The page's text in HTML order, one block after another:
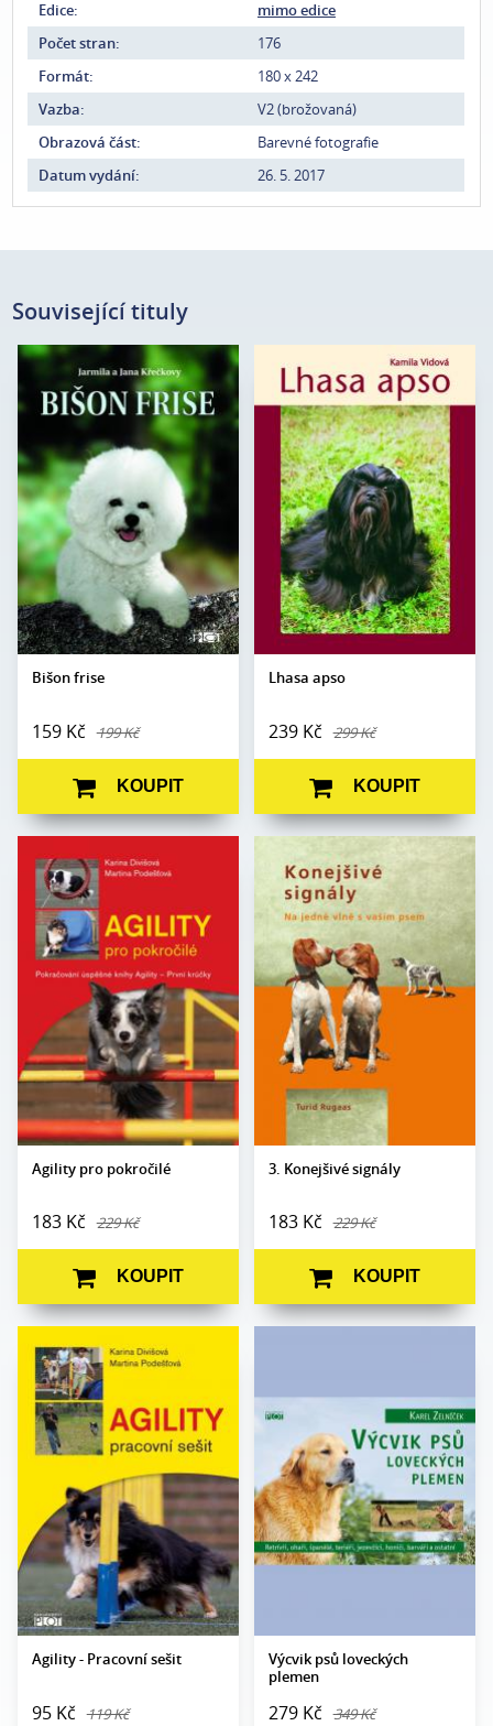
Edice:
mimo edice
Počet stran:
176
Formát:
180 x 242
Vazba:
V2 (brožovaná)
Obrazová část:
Barevné fotografie
Datum vydání:
26. 5. 2017
Související tituly
Bišon frise
159 Kč 199 Kč
Jarmila a Jana
Edice:
Portréty
Počet
stran:
Formát:
A5
Vazba:
V8a (pevná)
Obrazová
část:
Černobílé a barevné
fotografie
Datum
vydání:
10. 10. 2002
KOUPIT
Lhasa apso
239 Kč 299 Kč
Autor:
Kamila Vidová
Edice:
Portréty
Počet
stran:
200
Formát:
A5
Vazba:
V8a (pevná)
Obrazová
část:
Černobílé a barevné
fotografie
Datum
vydání:
24. 5. 2005
KOUPIT
Agility pro pokročilé
183 Kč 229 Kč
Autor:
Karina Divišová,
Martina Podešťová
Edice:
Edukace
Počet
stran:
128
A5
Vazba:
V8a (pevná)
Obrazová
část:
Černobílé a barevné
fotografie
Datum
30. 10. 2009
KOUPIT
3. Konejšivé signály
183 Kč 229 Kč
Autor:
Turid Rugaas
Počet
stran:
100
Formát:
A5
Vazba:
V8 (pevná)
Obrazová
část:
Černobílé a barevné
fotografie
Datum
vydání:
1. 10. 2024
KOUPIT
Agility - Pracovní sešit
95 Kč 119 Kč
Autor:
Karina Divišová,
Martina Podešťová
Edice:
Edukace
Počet
Formát:
A5
Vazba:
V2 (brož.)
Obrazová čb ilustrace
Datum
vydání:
20. 11. 2009
Výcvik psů loveckých
plemen
279 Kč 349 Kč
Autor:
Karel Zelníček
Edice:
Edukace
Počet stran:
238
Formát:
210 x 145
Vazba:
V8a (pevná)
Obrazová
část:
čb a barev.
fotografie
Datum
vydání:
14. 10. 2010